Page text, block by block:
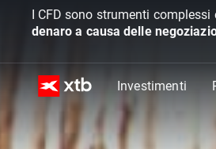
I CFD sono strumenti
denaro a causa delle
Investimenti